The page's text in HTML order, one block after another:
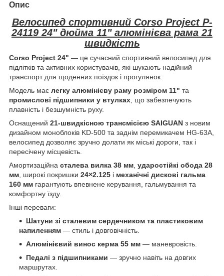
Опис
Велосипед спортивний Corso Project P-
24119 24" дюйма 11" алюмінієва рама 21
швидкість
Corso Project 24" — це сучасний спортивний велосипед для
підлітків та активних користувачів, які шукають надійний
транспорт для щоденних поїздок і прогулянок.
Модель має легку алюмінієву раму розміром 11" та
промислові підшипники у втулках, що забезпечують
плавність і безшумність руху.
Оснащений 21-швидкісною трансмісією SAIGUAN з новим
дизайном моноблоків KD-500 та заднім перемикачем HG-63A,
велосипед дозволяє зручно долати як міські дороги, так і
пересічену місцевість.
Амортизаційна сталева вилка 38 мм, ударостійкі обода 28
мм, широкі покришки 24×2.125 і механічні дискові гальма
160 мм гарантують впевнене керування, гальмування та
комфортну їзду.
Інші переваги:
Шатуни зі сталевим сердечником та пластиковим
напиленням — стиль і довговічність.
Алюмінієвий винос керма 55 мм — маневровість.
Педалі з підшипниками — зручно навіть на довгих
маршрутах.